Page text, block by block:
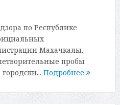
по Республике
Махачкалы.
пробы
Подробнее